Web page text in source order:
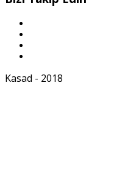
Kasad - 2018